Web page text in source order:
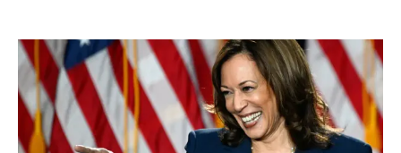
polêmicas, tanto pela forma como se apresenta
quanto pela reação